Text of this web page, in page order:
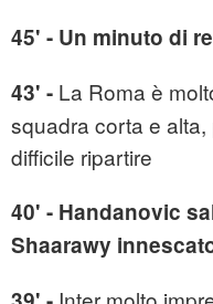
45' - Un minuto di
43' - La Roma è
squadra corta e
difficile ripartire
40' - Handanovic
Shaarawy